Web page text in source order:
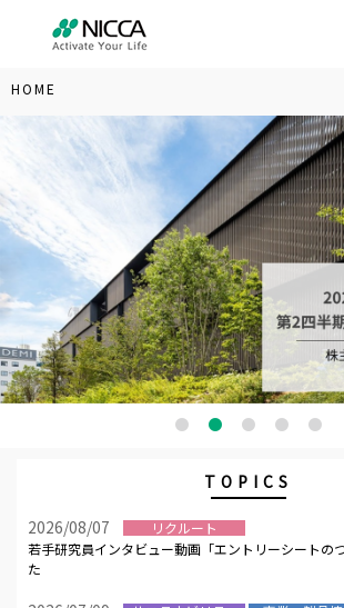
HOME
TOPICS
2026/08/07
リクルート
若手研究員インタビュー動画「エントリーシートの
た